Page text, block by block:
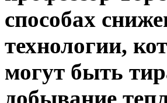
способах
технологии,
могут быть